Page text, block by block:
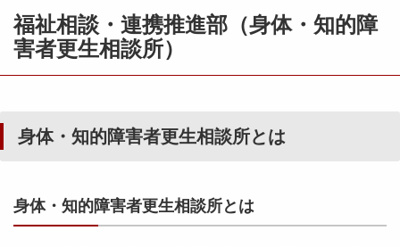
福祉相談・連携推進部（身体・知的障
害者更生相談所）
身体・知的障害者更生相談所とは
身体・知的障害者更生相談所とは